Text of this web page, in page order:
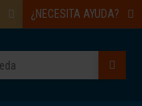
¿NECESITA AYUDA?